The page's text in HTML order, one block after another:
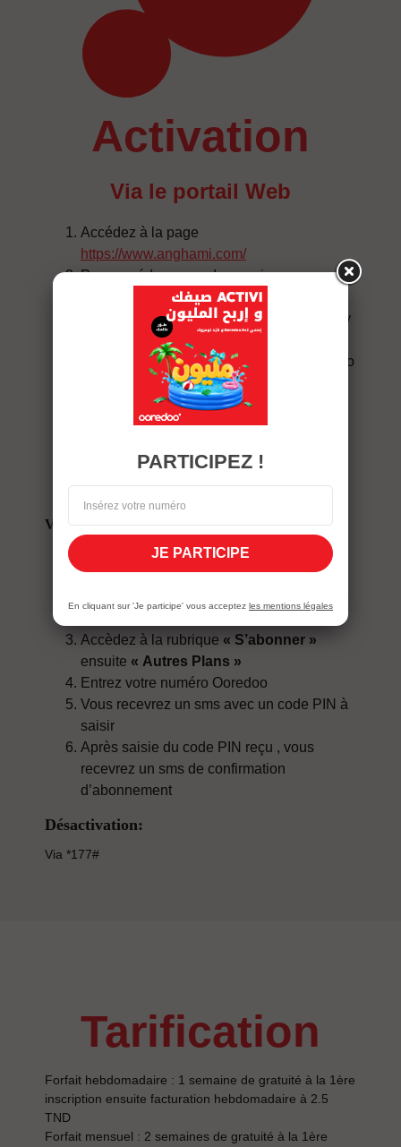
activation
Via le portail Web
Accédez à la page
https://www.anghami.com/
Pour accéder au mode premium,
sélectionnez « Get Anghami Plus »
En sélectionnant ensuite le mode « Pay by
phone » les forfaits apparaissent
Choisissez un forfait et entrez votre numéro
Vous recevrez un sms avec un code PIN à
recevrez un sms de confirmation
d’abonnement
Via l’application:
Téléchargez l’application Anghami via
Google Play
Accèdez à la rubrique « S’abonner »
ensuite « Autres Plans »
Entrez votre numéro Ooredoo
Vous recevrez un sms avec un code PIN à
saisir
Après saisie du code PIN reçu , vous
recevrez un sms de confirmation
d’abonnement
Désactivation:
Via *177#
tarification
Forfait hebdomadaire : 1 semaine de gratuité à la 1ère
inscription ensuite facturation hebdomadaire à 2.5
TND
Forfait mensuel : 2 semaines de gratuité à la 1ère
PARTICIPEZ !
JE PARTICIPE
En cliquant sur 'Je participe' vous acceptez les mentions légales